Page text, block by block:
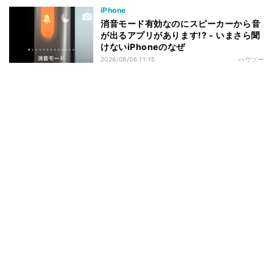
iPhone
消音モード有効なのにスピーカーから音
が出るアプリがあります!? - いまさら聞
けないiPhoneのなぜ
2026/08/06 11:15 ハウツー